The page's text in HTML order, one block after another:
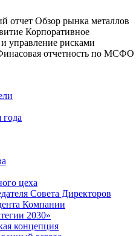
отчет Обзор рынка металлов
Корпоративное
управление рисками
отчетность по МСФО
цеха
Совета Директоров
Компании
2030»
концепция